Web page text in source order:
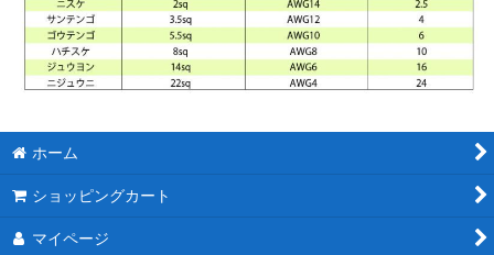
ホーム
ショッピングカート
マイページ